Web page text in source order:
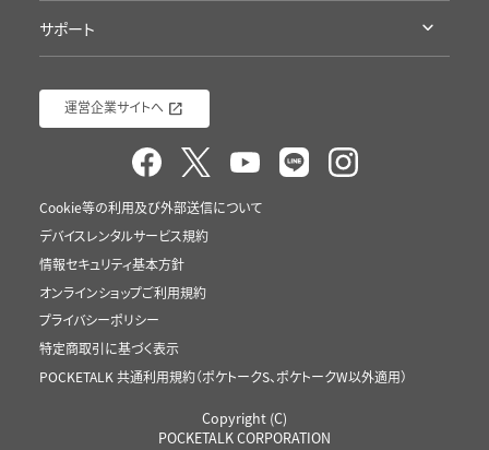
ポケトーク徹底検証
ポケトーク流の語学学習 ポケトークチャレンジ
サポート
運営企業サイトへ
Cookie等の利用及び外部送信について
デバイスレンタルサービス規約
情報セキュリティ基本方針
オンラインショップご利用規約
プライバシーポリシー
特定商取引に基づく表示
POCKETALK 共通利用規約（ポケトークS、ポケトークW以外適用）
Copyright (C)
POCKETALK CORPORATION